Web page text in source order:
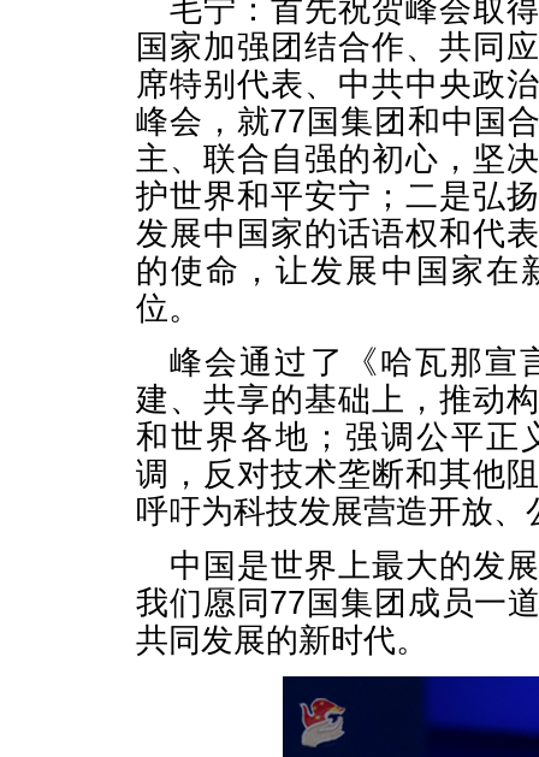
毛宁：首先祝贺峰会取
国家加强团结合作、共同
席特别代表、中共中央政
峰会，就77国集团和中国
主、联合自强的初心，坚
护世界和平安宁；二是弘
发展中国家的话语权和代
的使命，让发展中国家在
位。
峰会通过了《哈瓦那宣
建、共享的基础上，推动
和世界各地；强调公平正
调，反对技术垄断和其他
呼吁为科技发展营造开放
中国是世界上最大的发
我们愿同77国集团成员一
共同发展的新时代。